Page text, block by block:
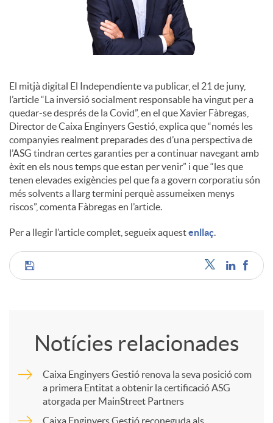
l
s
El mitjà digital El Independiente va publicar, el 21 de juny,
l’article “La inversió socialment responsable ha vingut per a
quedar-se després de la Covid”, en el que Xavier Fàbregas,
Director de Caixa Enginyers Gestió, explica que “només les
companyies realment preparades des d’una perspectiva de
l’ASG tindran certes garanties per a continuar navegant amb
èxit en els nous temps que estan per venir” i que “les que
tenen elevades exigències pel que fa a govern corporatiu són
més solvents a llarg termini perquè assumeixen menys
riscos”, comenta Fàbregas en l’article.
Per a llegir l’article complet, segueix aquestenllaç.
C
m
Notícies relacionades
Caixa Enginyers Gestió renova la seva posició com
a primera Entitat a obtenir la certificació ASG
atorgada per MainStreet Partners
Caixa Enginyers Gestió reconeguda als